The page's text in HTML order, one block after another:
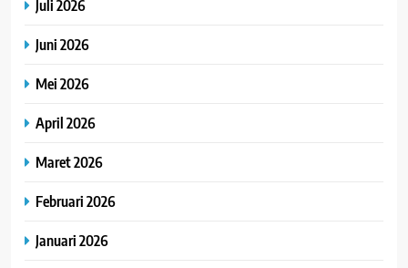
Juli 2026
Juni 2026
Mei 2026
April 2026
Maret 2026
Februari 2026
Januari 2026